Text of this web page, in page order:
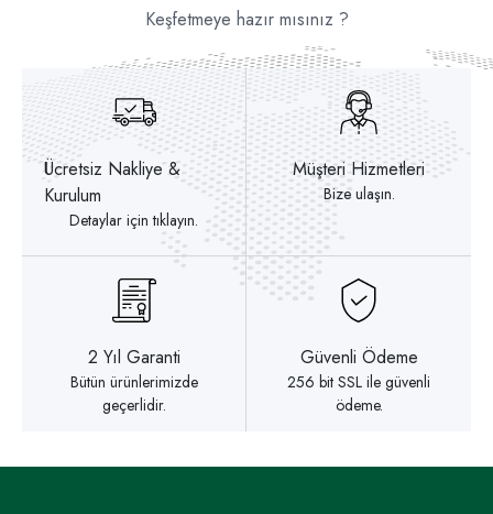
Keşfetmeye hazır mısınız ?
Ücretsiz Nakliye &
Kurulum
Detaylar için tıklayın.
Müşteri Hizmetleri
Bize ulaşın.
2 Yıl Garanti
Bütün ürünlerimizde
geçerlidir.
Güvenli Ödeme
256 bit SSL ile güvenli
ödeme.